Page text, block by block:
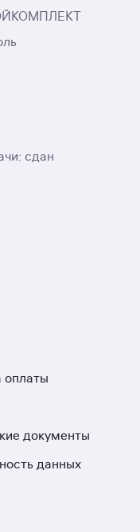
сдан
оплаты
документы
данных